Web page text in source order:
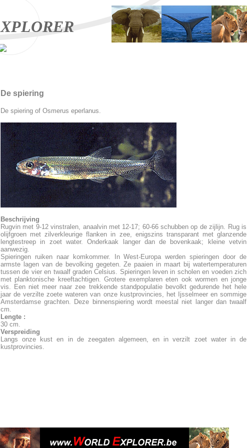
XPLORER
De spiering
De spiering of Osmerus eperlanus.
Beschrijving
Rugvin met 9-12 vinstralen, anaalvin met 12-17; 60-66 schubben op de zijlijn. Rug is
olijfgroen met zilverkleurige flanken in zee, enigszins transparant met glanzende
lengtestreep in zoet water. Onderkaak langer dan de bovenkaak; kleine vetvin
aanwezig.
Spieringen ruiken naar komkommer. In West-Europa werden spieringen door de
armste lagen van de bevolking gegeten. Ze paaien in maart bij watertemperaturen
tussen de vier en twaalf graden Celsius. Spieringen leven in scholen en voeden zich
met planktonische kreeftachtigen. Grotere exemplaren eten ook wormen en jonge
vis. Een niet meer naar zee trekkende standpopulatie bevolkt gedurende het hele
jaar de verzilte zoete wateren van onze kustprovincies, het Ijsselmeer en sommige
Amsterdamse grachten. Deze binnenspiering wordt meestal niet langer dan twaalf
cm.
Lengte :
30 cm.
Verspreiding
Langs onze kust en in de zeegaten algemeen, en in verzilt zoet water in de
kustprovincies.